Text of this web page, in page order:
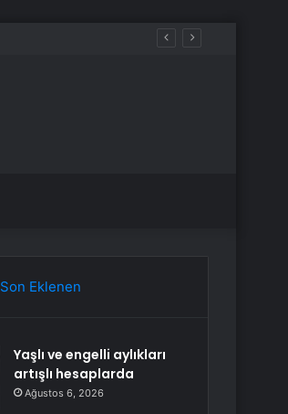
Son Eklenen
Yaşlı ve engelli aylıkları
artışlı hesaplarda
Ağustos 6, 2026